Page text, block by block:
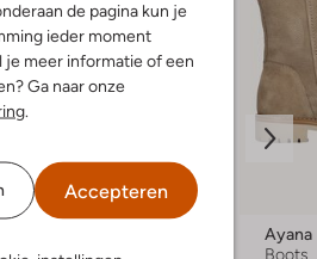
de pagina kun je
ieder moment
je meer informatie of een
Ga naar onze
Accepteren
-30%
Enkelboots
Ayana
Boots